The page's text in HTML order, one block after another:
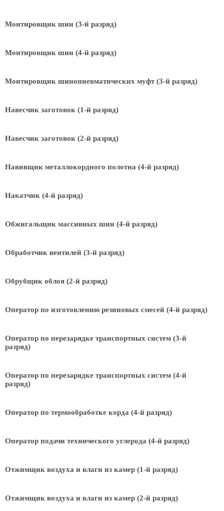
Монтировщик шин (3-й разряд)
Монтировщик шин (4-й разряд)
Монтировщик шинопневматических муфт (3-й разряд)
Навесчик заготовок (1-й разряд)
Навесчик заготовок (2-й разряд)
Навивщик металлокордного полотна (4-й разряд)
Накатчик (4-й разряд)
Обжигальщик массивных шин (4-й разряд)
Обработчик вентилей (3-й разряд)
Обрубщик облоя (2-й разряд)
Оператор по изготовлению резиновых смесей (4-й разряд)
Оператор по перезарядке транспортных систем (3-й
разряд)
Оператор по перезарядке транспортных систем (4-й
разряд)
Оператор по термообработке корда (4-й разряд)
Оператор подачи технического углерода (4-й разряд)
Отжимщик воздуха и влаги из камер (1-й разряд)
Отжимщик воздуха и влаги из камер (2-й разряд)